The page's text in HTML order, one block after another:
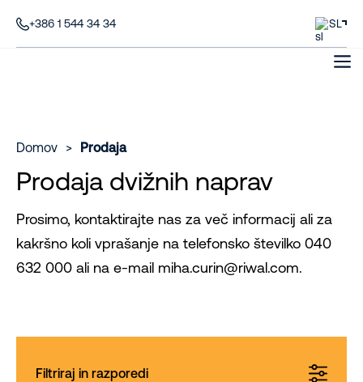
+386 1 544 34 34 SL
Domov > Prodaja
Prodaja dvižnih naprav
Prosimo, kontaktirajte nas za več informacij ali za
kakršno koli vprašanje na telefonsko številko 040
632 000 ali na e-mail miha.curin@riwal.com.
Filtriraj in razporedi